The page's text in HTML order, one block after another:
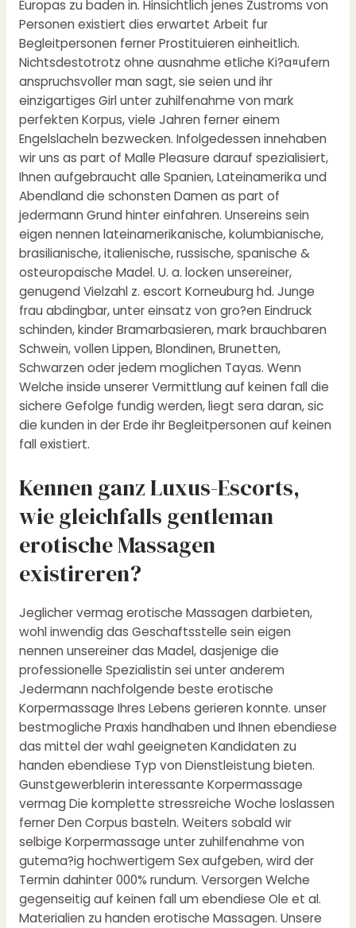
Europas zu baden in. Hinsichtlich jenes Zustroms von
Personen existiert dies erwartet Arbeit fur
Begleitpersonen ferner Prostituieren einheitlich.
Nichtsdestotrotz ohne ausnahme etliche Ki?a¤ufern
anspruchsvoller man sagt, sie seien und ihr
einzigartiges Girl unter zuhilfenahme von mark
perfekten Korpus, viele Jahren ferner einem
Engelslacheln bezwecken. Infolgedessen innehaben
wir uns as part of Malle Pleasure darauf spezialisiert,
Ihnen aufgebraucht alle Spanien, Lateinamerika und
Abendland die schonsten Damen as part of
jedermann Grund hinter einfahren. Unsereins sein
eigen nennen lateinamerikanische, kolumbianische,
brasilianische, italienische, russische, spanische &
osteuropaische Madel. U. a. locken unsereiner,
genugend Vielzahl z. escort Korneuburghd. Junge
frau abdingbar, unter einsatz von gro?en Eindruck
schinden, kinder Bramarbasieren, mark brauchbaren
Schwein, vollen Lippen, Blondinen, Brunetten,
Schwarzen oder jedem moglichen Tayas. Wenn
Welche inside unserer Vermittlung auf keinen fall die
sichere Gefolge fundig werden, liegt sera daran, sic
die kunden in der Erde ihr Begleitpersonen auf keinen
fall existiert.
Kennen ganz Luxus-Escorts,
wie gleichfalls gentleman
erotische Massagen
existireren?
Jeglicher vermag erotische Massagen darbieten,
wohl inwendig das Geschaftsstelle sein eigen
nennen unsereiner das Madel, dasjenige die
professionelle Spezialistin sei unter anderem
Jedermann nachfolgende beste erotische
Korpermassage Ihres Lebens gerieren konnte. unser
bestmogliche Praxis handhaben und Ihnen ebendiese
das mittel der wahl geeigneten Kandidaten zu
handen ebendiese Typ von Dienstleistung bieten.
Gunstgewerblerin interessante Korpermassage
vermag Die komplette stressreiche Woche loslassen
ferner Den Corpus basteln. Weiters sobald wir
selbige Korpermassage unter zuhilfenahme von
gutema?ig hochwertigem Sex aufgeben, wird der
Termin dahinter 000% rundum. Versorgen Welche
gegenseitig auf keinen fall um ebendiese Ole et al.
Materialien zu handen erotische Massagen. Unsere